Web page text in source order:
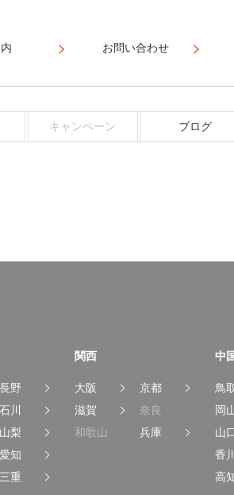
お問い合わせ
キャンペーン ブログ
長野
石川
山梨
愛知
三重
関西
大阪
京都
滋賀
奈良
和歌山
兵庫
中
鳥
岡
山
香川
高